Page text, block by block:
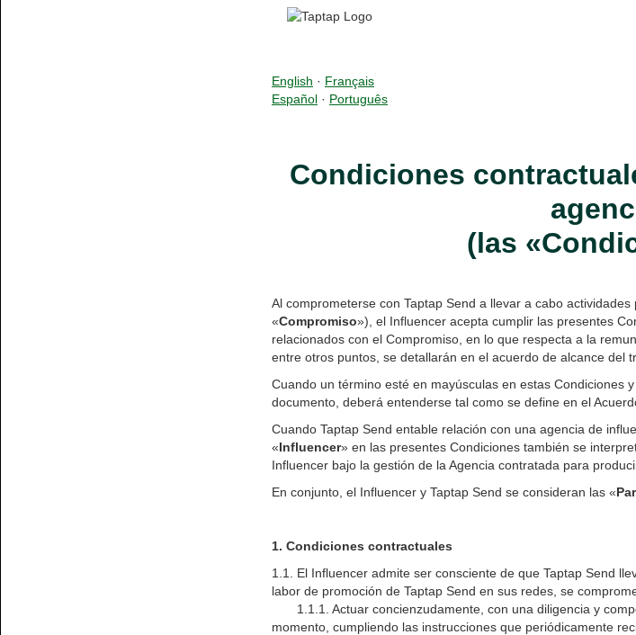
English · Français
Español · Português
Condiciones
(las
Al comprometerse con Taptap Send a llevar a cabo
«Compromiso»), el Influencer acepta cumplir las presentes
relacionados con el Compromiso, en lo que respecta a la
entre otros puntos, se detallarán en el acuerdo de alcance del
Cuando un término esté en mayúsculas en estas Condiciones
documento, deberá entenderse tal como se define en el
Cuando Taptap Send entable relación con una agencia de
«Influencer» en las presentes Condiciones también se
Influencer bajo la gestión de la Agencia contratada para
En conjunto, el Influencer y Taptap Send se consideran las «
1. Condiciones contractuales
1.1. El Influencer admite ser consciente de que Taptap Send
labor de promoción de Taptap Send en sus redes, se
1.1.1. Actuar concienzudamente, con una diligencia y
momento, cumpliendo las instrucciones que periódicamente